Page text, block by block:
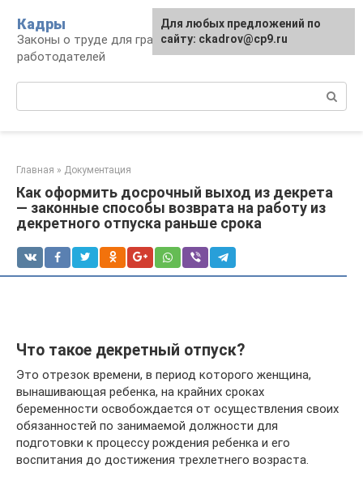
контенту
Кадры
Законы о труде для граждан и
работодателей
Главная » Документация
Как оформить досрочный выход из декрета
— законные способы возврата на работу из
декретного отпуска раньше срока
Что такое декретный отпуск?
Это отрезок времени, в период которого женщина,
вынашивающая ребенка, на крайних сроках
беременности освобождается от осуществления своих
обязанностей по занимаемой должности для
подготовки к процессу рождения ребенка и его
воспитания до достижения трехлетнего возраста.
Для любых предложений по
сайту: ckadrov@cp9.ru